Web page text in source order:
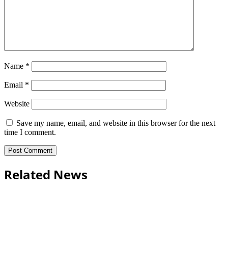
Name *
Email *
Website
Save my name, email, and website in this browser for the next
time I comment.
Related News